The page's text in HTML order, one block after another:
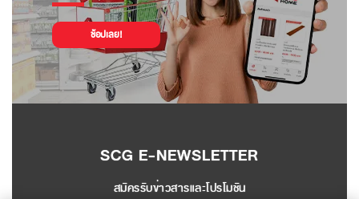
ช้อปเลย!
SCG E-NEWSLETTER
สมัครรับข่าวสารและโปรโมชัน